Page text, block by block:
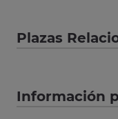
Plazas
Información